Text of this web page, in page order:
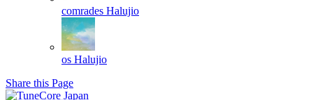
comrades Halujio
os Halujio
Share this Page